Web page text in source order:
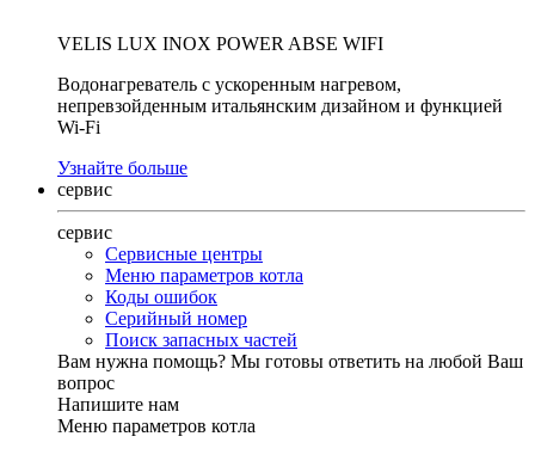
VELIS LUX INOX POWER ABSE WIFI
Водонагреватель с ускоренным нагревом,
непревзойденным итальянским дизайном и функцией
Wi-Fi
Узнайте больше
сервис
сервис
Сервисные центры
Меню параметров котла
Коды ошибок
Серийный номер
Поиск запасных частей
Вам нужна помощь? Мы готовы ответить на любой Ваш
вопрос
Напишите нам
Меню параметров котла